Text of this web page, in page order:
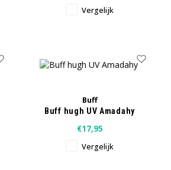
Vergelijk
Buff
Buff hugh UV Amadahy
€17,95
Vergelijk